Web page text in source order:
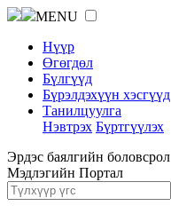
MENU
Нүүр
Өгөгдөл
Бүлгүүд
Бүрэлдэхүүн хэсгүүд
Танилцуулга
Нэвтрэх Бүртгүүлэх
Эрдэс баялгийн боловсрол
Мэдлэгийн Портал